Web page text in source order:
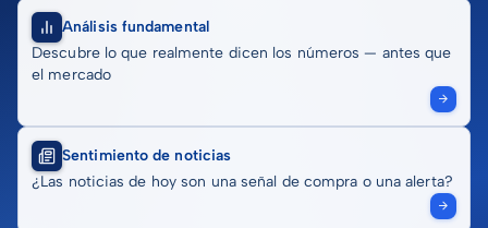
Análisis fundamental
Descubre lo que realmente dicen los números — antes que
el mercado
Sentimiento de noticias
¿Las noticias de hoy son una señal de compra o una alerta?